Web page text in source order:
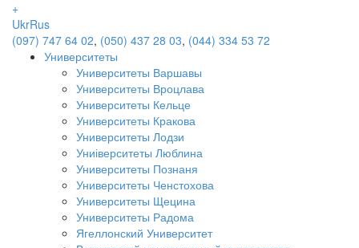
+
UkrRus
(097) 747 64 02, (050) 437 28 03, (044) 334 53 72
Университеты
Университеты Варшавы
Университеты Вроцлава
Университеты Кельце
Университеты Кракова
Университеты Лодзи
Униіверситеты Люблина
Университеты Познаня
Университеты Ченстохова
Университеты Щецина
Университеты Радома
Ягеллонский Университет